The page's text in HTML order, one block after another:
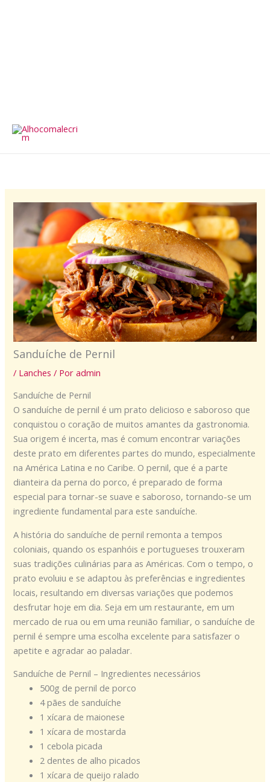
Sanduíche de Pernil
/ Lanches / Poradmin
Sanduíche de Pernil
O sanduíche de pernil é um prato delicioso e saboroso que
conquistou o coração de muitos amantes da gastronomia.
Sua origem é incerta, mas é comum encontrar variações
deste prato em diferentes partes do mundo, especialmente
na América Latina e no Caribe. O pernil, que é a parte
dianteira da perna do porco, é preparado de forma
especial para tornar-se suave e saboroso, tornando-se um
ingrediente fundamental para este sanduíche.
A história do sanduíche de pernil remonta a tempos
coloniais, quando os espanhóis e portugueses trouxeram
suas tradições culinárias para as Américas. Com o tempo, o
prato evoluiu e se adaptou às preferências e ingredientes
locais, resultando em diversas variações que podemos
desfrutar hoje em dia. Seja em um restaurante, em um
mercado de rua ou em uma reunião familiar, o sanduíche de
pernil é sempre uma escolha excelente para satisfazer o
apetite e agradar ao paladar.
Sanduíche de Pernil – Ingredientes necessários
500g de pernil de porco
4 pães de sanduíche
1 xícara de maionese
1 xícara de mostarda
1 cebola picada
2 dentes de alho picados
1 xícara de queijo ralado